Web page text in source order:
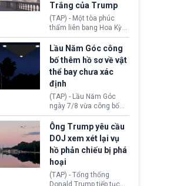
Trắng của Trump
(TAP) - Một tòa phúc
thẩm liên bang Hoa Kỳ
vừa phán quyết, chính
quyền Tổng thống
Donald Trump không có
quyền tự ý xây phòng
khiêu vũ mới rộng
khoảng 90.000 feet
vuông tại khu vực Cánh
Đông Nhà Trắng.
Lầu Năm Góc công
bố thêm hồ sơ về vật
thể bay chưa xác
định
(TAP) - Lầu Năm Góc
ngày 7/8 vừa công bố
thêm 41 hồ sơ liên quan
đến UFO hay còn được
gọi là hiện tượng bất
thường chưa xác định
(UAP). Những tài liệu này
bao gồm hình ảnh,
video, báo cáo từ nhiều
cơ quan khác nhau như
Ông Trump yêu cầu
DOJ xem xét lại vụ
hồ phản chiếu bị phá
hoại
(TAP) - Tổng thống
Donald Trump tiếp tục